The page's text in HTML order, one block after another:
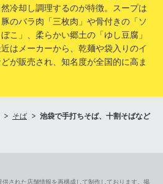
冷却し調理するのが特徴。スープは
のバラ肉「三枚肉」や骨付きの「ソ
こ」、柔らかい郷土の「ゆし豆腐」
はメーカーから、乾麺や袋入りのイ
が販売され、知名度が全国的に高ま
そば
池袋で手打ちそば、十割そばなど
された店舗情報を再構成して制作しております。掲